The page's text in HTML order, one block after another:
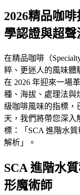
2026精品咖
學認證與超
在精品咖啡（
粹、更迷人的風味體
在 2026 年迎來一場
種、海拔、處理法與
級咖啡風味的指標，
天，我們將帶您深入
標：「SCA 進階水
解析」。
SCA 進階水
形魔術師